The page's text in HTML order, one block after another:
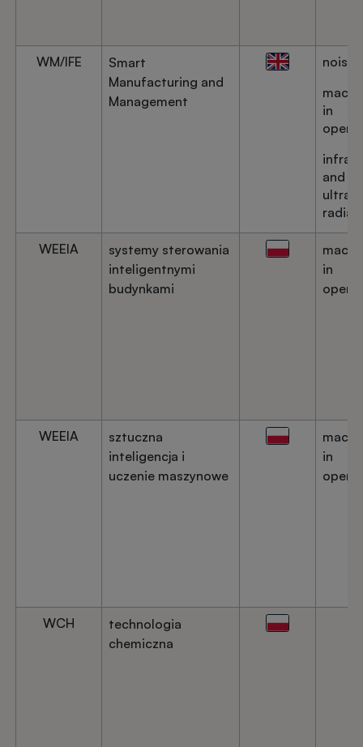
WM/IFE
Smart
Manufacturing and
Management
noise
in
and
WEEIA
systemy sterowania
inteligentnymi
budynkami
in
WEEIA
sztuczna
inteligencja i
uczenie maszynowe
in
WCH
technologia
chemiczna